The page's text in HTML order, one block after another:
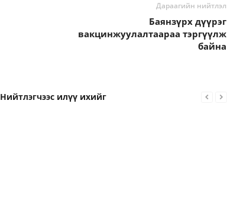
Дараагийн нийтлэл
Баянзүрх дүүрэг
вакцинжуулалтаараа тэргүүлж
байна
Нийтлэгчээс илүү ихийг